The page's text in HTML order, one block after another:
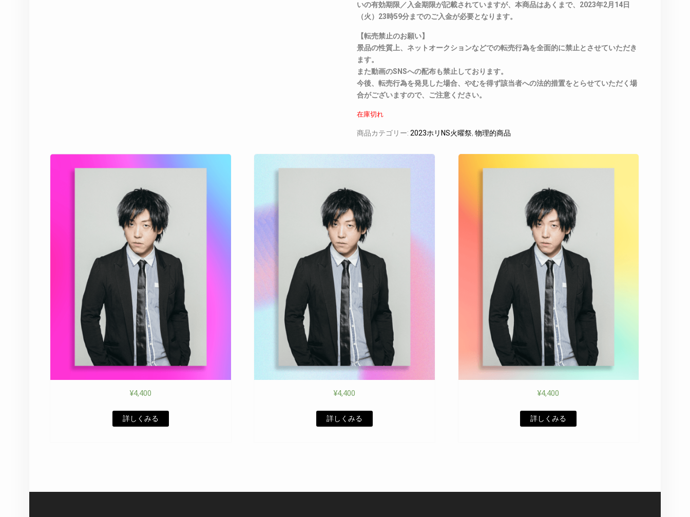
いの有効期限／入金期限が記載されていますが、本商品はあくまで、2023年2月14日
（火）23時59分までのご入金が必要となります。
【転売禁止のお願い】
景品の性質上、ネットオークションなどでの転売行為を全面的に禁止とさせていただき
ます。
また動画のSNSへの配布も禁止しております。
今後、転売行為を発見した場合、やむを得ず該当者への法的措置をとらせていただく場
合がございますので、ご注意ください。
在庫切れ
商品カテゴリー: 2023ホリNS火曜祭, 物理的商品
¥4,400
詳しくみる
¥4,400
詳しくみる
¥4,400
詳しくみる